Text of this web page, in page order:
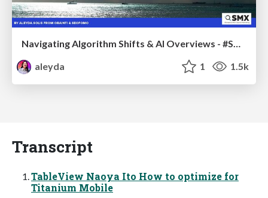
aleyda
1 1.5k
Transcript
TableView Naoya Ito How to optimize for
Titanium Mobile